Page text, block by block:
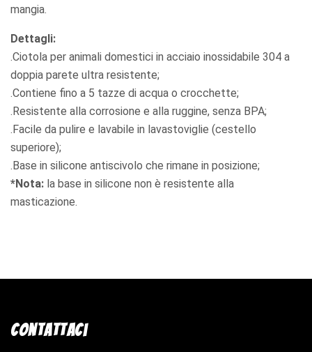
mangia.
Dettagli:
.Ciotola per animali domestici in acciaio inossidabile 304 a
doppia parete ultra resistente;
.Contiene fino a 5 tazze di acqua o crocchette;
.Resistente alla corrosione e alla ruggine, senza BPA;
.Facile da pulire e lavabile in lavastoviglie (cestello
superiore);
.Base in silicone antiscivolo che rimane in posizione;
*Nota: la base in silicone non è resistente alla
masticazione.
Contattaci